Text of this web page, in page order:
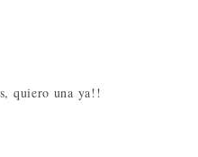
quiero una ya!!